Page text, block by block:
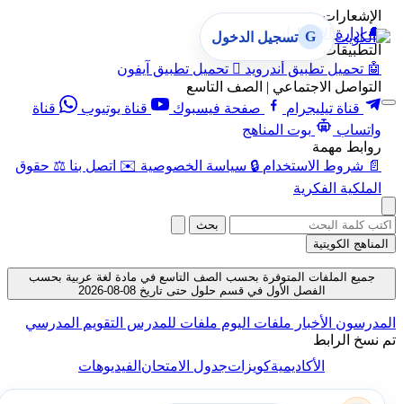
الإشعارات
🔔 إدارة الإشعارات
التطبيقات
تحميل تطبيق أندرويد  تحميل تطبيق آيفون
التواصل الاجتماعي | الصف التاسع
قناة تيليجرام
صفحة فيسبوك قناة يوتيوب
قناة
واتساب
بوت المناهج
روابط مهمة
شروط الاستخدام 🔒 سياسة الخصوصية ✉️ اتصل بنا ⚖️ حقوق
الملكية الفكرية
G تسجيل الدخول
بحث
المناهج الكويتية
جميع الملفات المتوفرة بحسب الصف التاسع في مادة لغة عربية بحسب
الفصل الأول في قسم حلول حتى تاريخ 08-08-2026
الأخبارملفات اليومملفات للمدرسالتقويم المدرسي
نسخ الرابط
الأكاديميةكويزاتجدول الامتحانالفيديوهات